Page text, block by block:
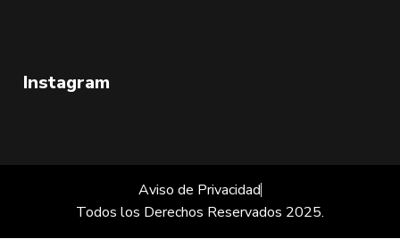
Instagram
Aviso de Privacidad
Todos los Derechos Reservados 2025.